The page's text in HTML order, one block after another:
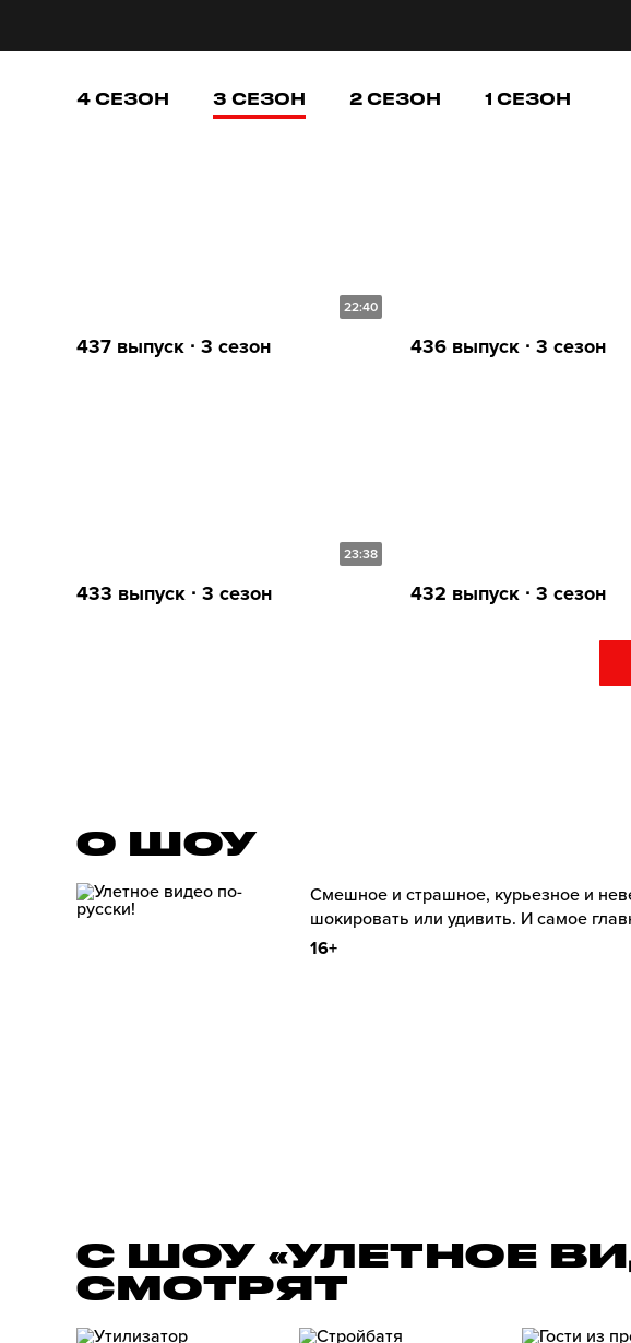
4 СЕЗОН 3 СЕЗОН 2 СЕЗОН 1 СЕЗОН
22:40
437 выпуск ∙ 3 сезон 436 выпуск ∙ 3 сезон
23:38
433 выпуск ∙ 3 сезон 432 выпуск ∙ 3 сезон
О ШОУ
Смешное и страшное, курьезное и
шокировать или удивить. И самое
16+
С ШОУ «УЛЕТНОЕ
СМОТРЯТ